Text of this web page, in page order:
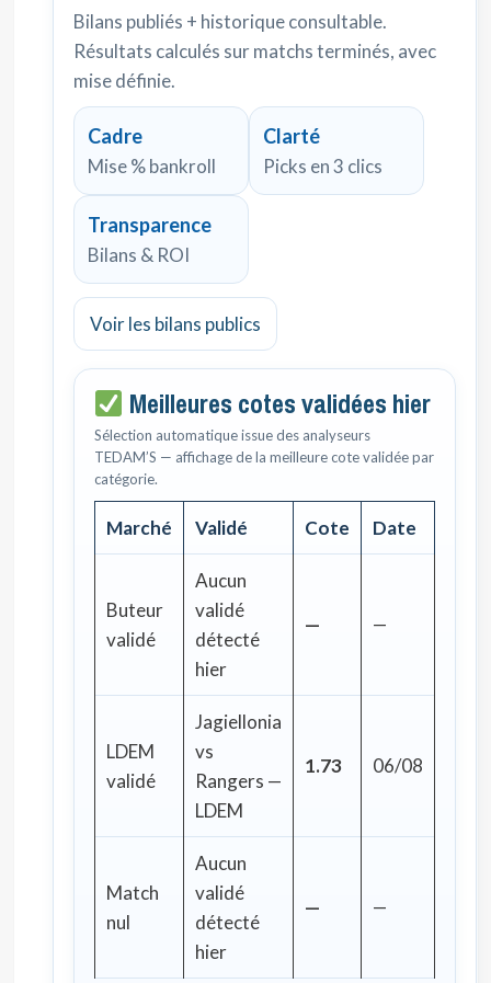
Bilans publiés + historique consultable.
Résultats calculés sur matchs terminés, avec
mise définie.
Cadre
Mise % bankroll
Clarté
Picks en 3 clics
Transparence
Bilans & ROI
Voir les bilans publics
Meilleures cotes validées hier
Sélection automatique issue des analyseurs
TEDAM’S — affichage de la meilleure cote validée par
catégorie.
Marché Validé Cote Date
Buteur
validé
Aucun
validé
détecté
hier
— —
LDEM
validé
Jagiellonia
vs
Rangers —
LDEM
1.73 06/08
Match
nul
Aucun
validé
détecté
hier
— —